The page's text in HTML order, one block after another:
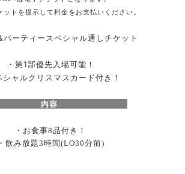
ットを提示して料金をお支払いください。
ーティースペシャル通しチケット
・第1部優先入場可能！
シャルクリスマスカード付き！
容
・お食事8品付き！
・飲み放題 3時間(LO30分前)